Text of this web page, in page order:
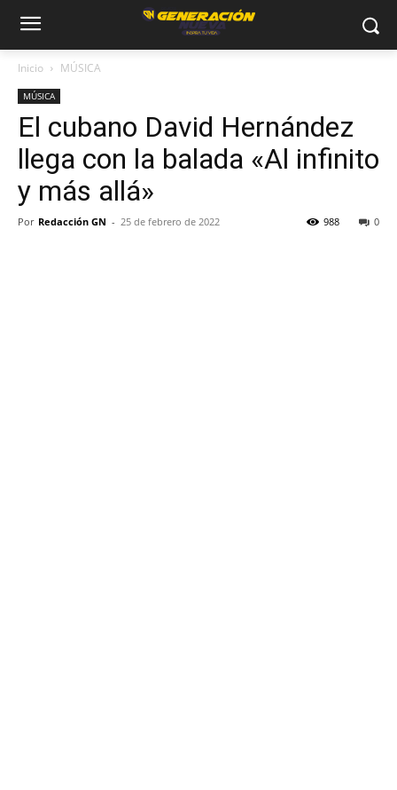
Inicio MÚSICA
MÚSICA
El cubano David Hernández
llega con la balada «Al infinito
y más allá»
Por Redacción GN - 25 de febrero de 2022 0
988